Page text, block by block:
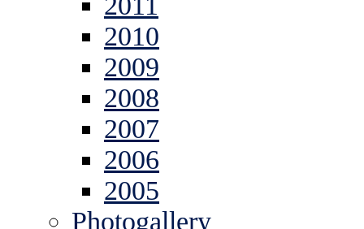
2010
2009
2008
2007
2006
2005
Photogallery